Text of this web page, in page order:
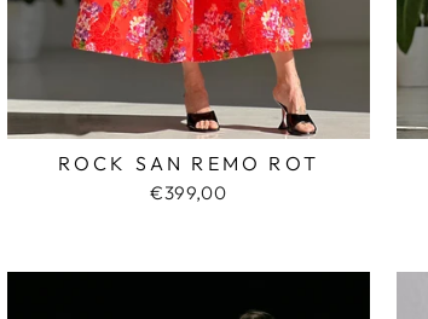
ROCK SAN REMO ROT
€399,00